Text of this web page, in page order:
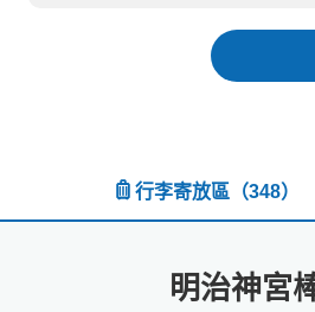
行李寄放區 （348）
明治神宮